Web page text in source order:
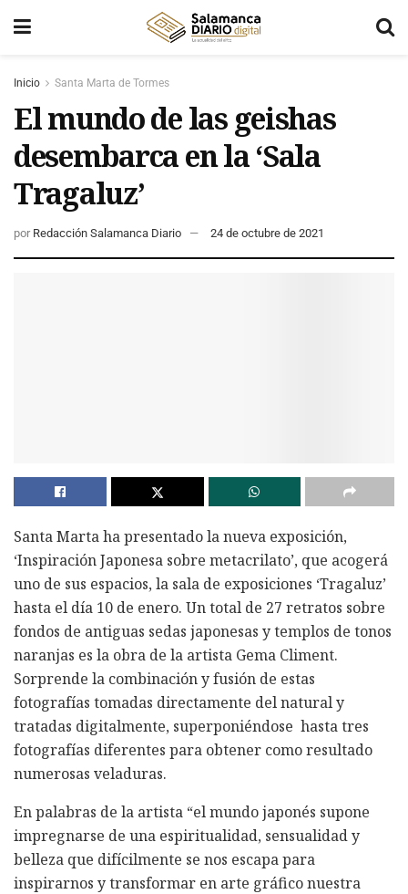
Inicio Santa Marta de Tormes
El mundo de las geishas
desembarca en la ‘Sala
Tragaluz’
por Redacción Salamanca Diario 24 de octubre de 2021
Santa Marta ha presentado la nueva exposición,
‘Inspiración Japonesa sobre metacrilato’, que acogerá
uno de sus espacios, la sala de exposiciones ‘Tragaluz’
hasta el día 10 de enero. Un total de 27 retratos sobre
fondos de antiguas sedas japonesas y templos de tonos
naranjas es la obra de la artista Gema Climent.
Sorprende la combinación y fusión de estas
fotografías tomadas directamente del natural y
tratadas digitalmente, superponiéndose hasta tres
fotografías diferentes para obtener como resultado
numerosas veladuras.
En palabras de la artista “el mundo japonés supone
impregnarse de una espiritualidad, sensualidad y
belleza que difícilmente se nos escapa para
inspirarnos y transformar en arte gráfico nuestra